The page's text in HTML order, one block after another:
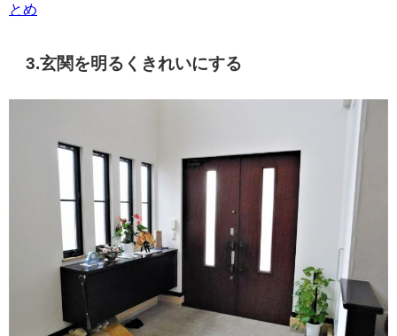
とめ
3.玄関を明るくきれいにする